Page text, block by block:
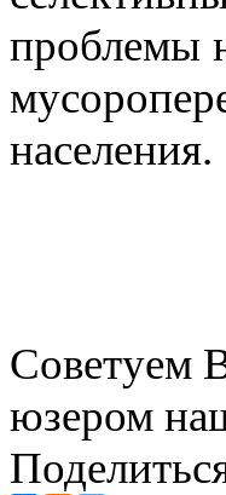
проблемы
населения.
Советуем
юзером